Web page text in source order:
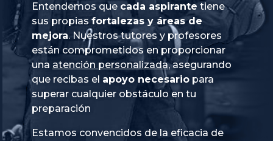
Entendemos que cada aspirante tiene
sus propias fortalezas y áreas de
mejora. Nuestros tutores y profesores
están comprometidos en proporcionar
una atención personalizada, asegurando
que recibas el apoyo necesario para
superar cualquier obstáculo en tu
preparación
Estamos convencidos de la eficacia de